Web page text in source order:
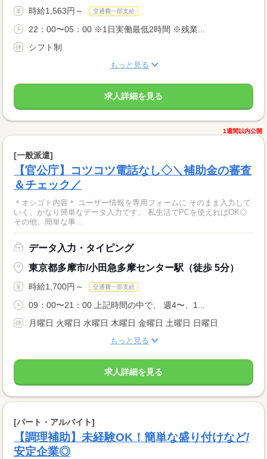
時給1,563円～ 交通費一部支給
22：00〜05：00 ※1日実働最低2時間 ※残業...
シフト制
もっと見る
求人詳細を見る
1週間以内公開
[一般派遣]
【官公庁】コツコツ電話なし◇＼補助金の審査
＆チェック／
＊オシゴト内容＊ ユーザー情報を専用フォームに そのまま入力して
いく、かなり簡単なデータ入力です。 私生活でPCを使えればOK◎
その他、簡単な事...
データ入力・タイピング
東京都多摩市/小田急多摩センター駅（徒歩 5分）
時給1,700円～ 交通費一部支給
09：00〜21：00 上記時間の中で、 週4〜、1...
月曜日 火曜日 水曜日 木曜日 金曜日 土曜日 日曜日
もっと見る
求人詳細を見る
[パート・アルバイト]
【調理補助】未経験OK！簡単な盛り付けなど/
安定企業◎